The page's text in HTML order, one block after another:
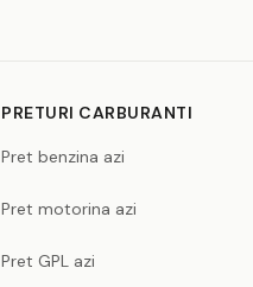
PRETURI CARBURANTI
Pret benzina azi
Pret motorina azi
Pret GPL azi